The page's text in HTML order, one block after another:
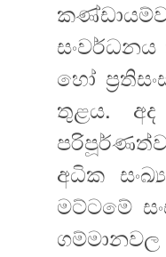
හෝ
තුළය.
අධික
මට්ටමේ